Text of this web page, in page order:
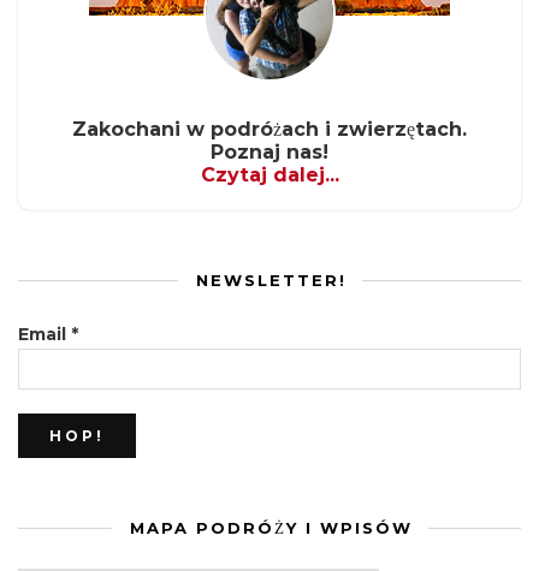
Zakochani w podróżach i zwierzętach.
Poznaj nas!
Czytaj dalej...
NEWSLETTER!
Email *
MAPA PODRÓŻY I WPISÓW